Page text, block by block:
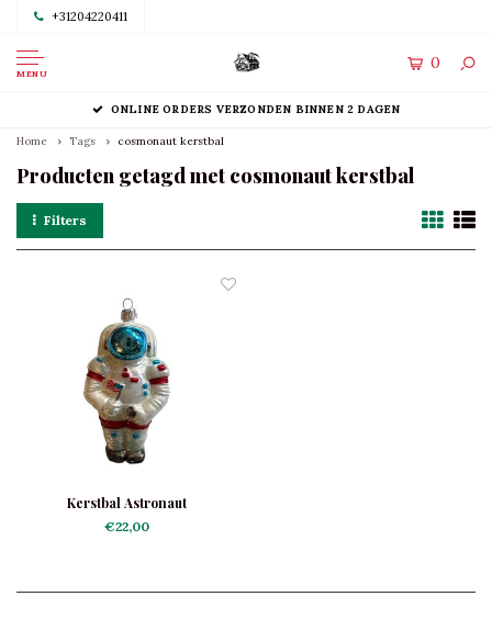
+31204220411
MENU
0
ONLINE ORDERS VERZONDEN BINNEN 2 DAGEN
Home Tags cosmonaut kerstbal
Producten getagd met cosmonaut kerstbal
Filters
Kerstbal Astronaut
€22,00